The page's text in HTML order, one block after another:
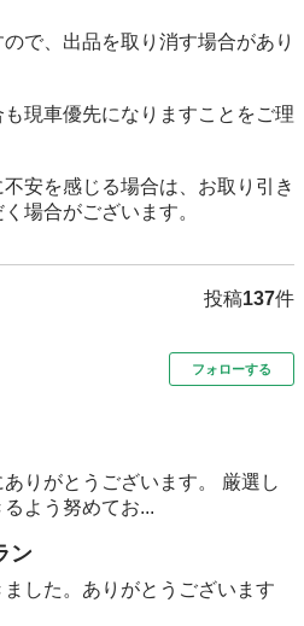
で、出品を取り消す場合があり
現車優先になりますことをご理
安を感じる場合は、お取り引き
場合がございます。
投稿137件
フォローする
りがとうございます。 厳選し
よう努めてお...
ン
した。ありがとうございます